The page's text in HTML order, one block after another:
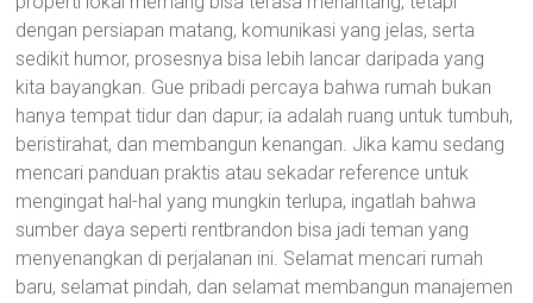
dengan persiapan matang, komunikasi yang jelas, serta
sedikit humor, prosesnya bisa lebih lancar daripada yang
kita bayangkan. Gue pribadi percaya bahwa rumah bukan
hanya tempat tidur dan dapur; ia adalah ruang untuk tumbuh,
beristirahat, dan membangun kenangan. Jika kamu sedang
mencari panduan praktis atau sekadar reference untuk
mengingat hal-hal yang mungkin terlupa, ingatlah bahwa
sumber daya seperti rentbrandon bisa jadi teman yang
menyenangkan di perjalanan ini. Selamat mencari rumah
baru, selamat pindah, dan selamat membangun manajemen